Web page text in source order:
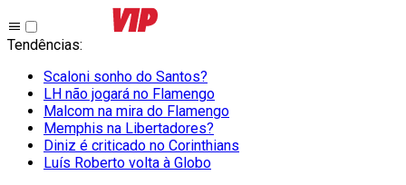
Tendências:
Scaloni sonho do Santos?
LH não jogará no Flamengo
Malcom na mira do Flamengo
Memphis na Libertadores?
Diniz é criticado no Corinthians
Luís Roberto volta à Globo